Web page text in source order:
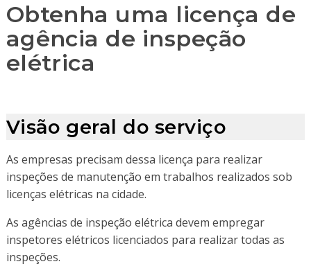
Obtenha uma licença de
agência de inspeção
elétrica
Visão geral do serviço
As empresas precisam dessa licença para realizar
inspeções de manutenção em trabalhos realizados sob
licenças elétricas na cidade.
As agências de inspeção elétrica devem empregar
inspetores elétricos licenciados para realizar todas as
inspeções.